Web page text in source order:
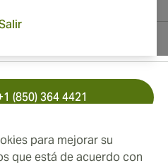
para mejorar su
que está de acuerdo con
(850) 364 4421
518 44 43